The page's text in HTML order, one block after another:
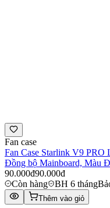
Fan case
Fan Case Starlink V9
Đồng bộ Mainboard, Màu
90.000đ90.000đ
Còn hàng
BH 6 tháng
Thêm vào giỏ